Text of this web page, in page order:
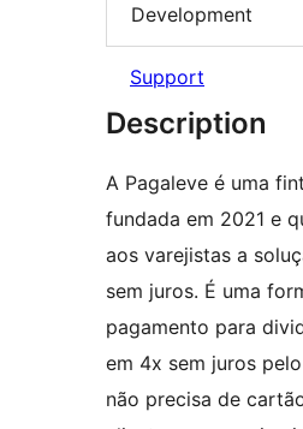
Development
Support
Description
A Pagaleve é uma
fundada em 2021 e
aos varejistas a
sem juros. É uma
pagamento para
em 4x sem juros
não precisa de